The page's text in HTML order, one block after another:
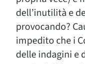
dell’inutilità e
provocando?
impedito che i
delle indagini e